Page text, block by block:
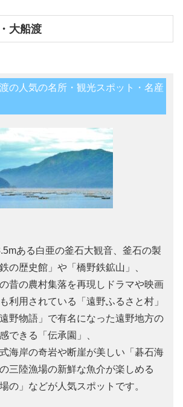
大船渡
の人気の名所・観光スポット・名産
ある白亜の釜石大観音、釜石の製
の歴史館」や「橋野鉄鉱山」、
昔の農村集落を再現しドラマや映画
利用されている「遠野ふるさと村」
野物語」で有名になった遠野地方の
できる「伝承園」、
海岸の奇岩や断崖が美しい「碁石海
三陸漁場の新鮮な魚介が楽しめる
の」などが人気スポットです。